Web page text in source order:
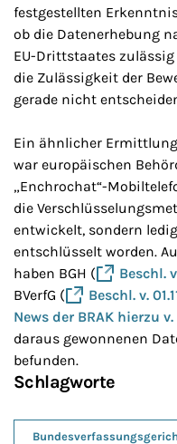
festgestellten
ob die Datenerhebung
EU-Drittstaates zulässig
die Zulässigkeit der
gerade nicht
Ein ähnlicher
war europäischen
„Enchrochat“-
die
entwickelt, sondern
entschlüsselt worden.
haben BGH (
Beschl.
BVerfG (
Beschl. v.
News der BRAK hierzu v.
daraus gewonnenen
befunden.
Schlagworte